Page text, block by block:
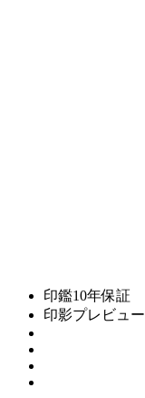
印鑑10年保証
印影プレビュー